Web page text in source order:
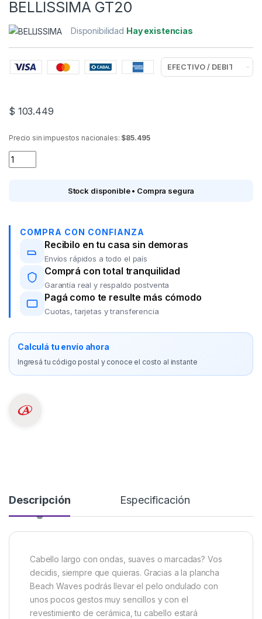
BELLISSIMA GT20
Disponibilidad Hay existencias
$ 103.449
Precio sin impuestos nacionales: $85.495
Modelador para cabello 2 en 1 BELLISSIMA GT20 quantity
Stock disponible • Compra segura
COMPRA CON CONFIANZA
Recibilo en tu casa sin demoras
Envíos rápidos a todo el país
Comprá con total tranquilidad
Garantía real y respaldo postventa
Pagá como te resulte más cómodo
Cuotas, tarjetas y transferencia
Calculá tu envío ahora
Ingresá tu código postal y conoce el costo al instante
Descripción Especificación
Cabello largo con ondas, suaves o marcadas? Vos
decidis, siempre que quieras. Gracias a la plancha
Beach Waves podrás llevar el pelo ondulado con
unos pocos gestos muy sencillos y con el
revestimiento de cerámica, tu cabello estará